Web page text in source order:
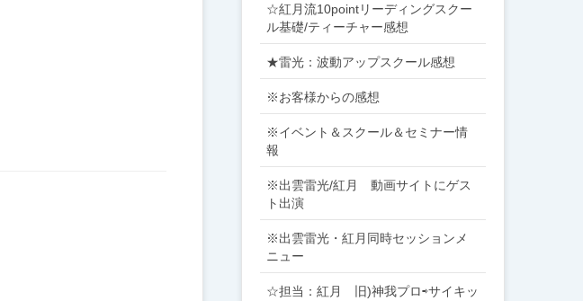
☆紅月流10pointリーディングスクー
ル基礎/ティーチャー感想
★雷光：波動アップスクール感想
※お客様からの感想
※イベント＆スクール＆セミナー情
報
※出雲雷光/紅月 動画サイトにゲス
ト出演
※出雲雷光・紅月同時セッションメ
ニュー
☆担当：紅月 旧)神我プロ⇨サイキッ